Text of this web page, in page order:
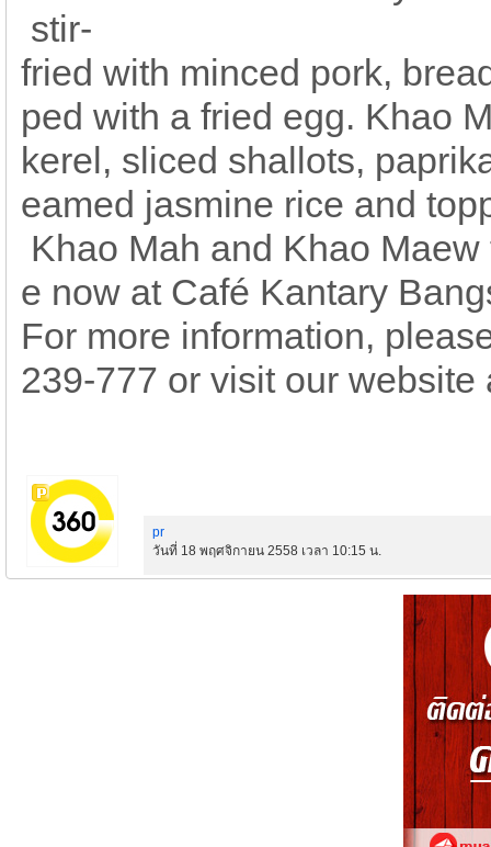
stir-
fried with minced pork,
ped with a fried egg. Khao
kerel, sliced shallots,
eamed jasmine rice and
Khao Mah and Khao
e now at Café Kantary
For more information,
239-777 or visit our website
pr
วันที่ 18 พฤศจิกายน 2558 เวลา 10:15 น.